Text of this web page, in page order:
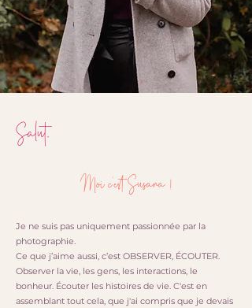
Salut,
Moi c'est Susana !
Je ne suis pas uniquement passionnée par la
photographie.
Ce que j’aime aussi, c’est OBSERVER, ÉCOUTER.
Observer la vie, les gens, les interactions, le
bonheur. Écouter les histoires de vie. C'est en
assemblant tout cela, que j'ai compris que je devais